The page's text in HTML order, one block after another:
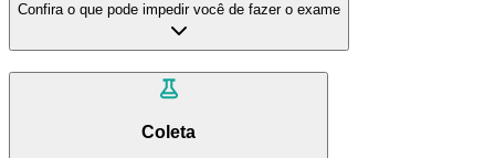
Confira o que pode impedir você de fazer o exame
Coleta